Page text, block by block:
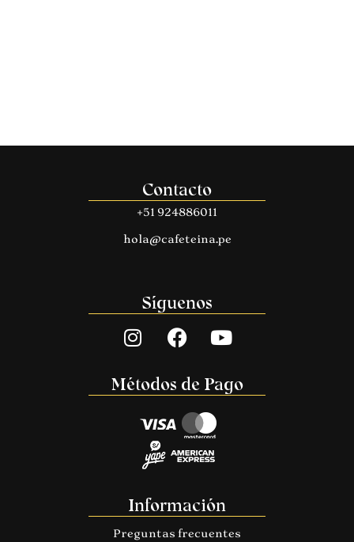
Contacto
+51 924886011
hola@cafeteina.pe
Síguenos
Métodos de Pago
Información
Preguntas frecuentes